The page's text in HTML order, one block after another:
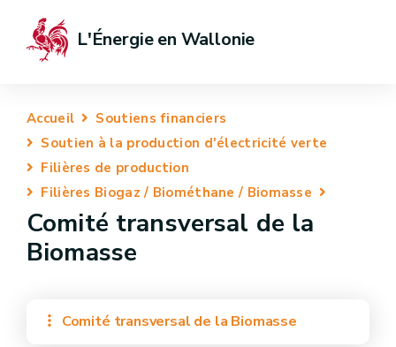
L'Énergie en Wallonie
Accueil
Soutiens financiers
Soutien à la production d'électricité verte
Filières de production
Filières Biogaz / Biométhane / Biomasse
Comité transversal de la
Biomasse
Comité transversal de la Biomasse